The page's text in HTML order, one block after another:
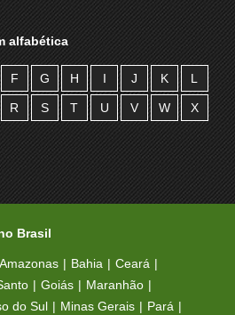
alfabética
F G H I J K L
R S T U V W X
Brasil
Amazonas Bahia
Ceará
Goiás
Maranhão
do Sul Minas Gerais
Pará